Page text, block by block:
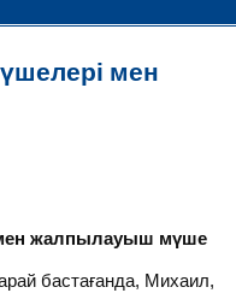
мен
мен жалпылауыш мүше
бастағанда, Михаил,